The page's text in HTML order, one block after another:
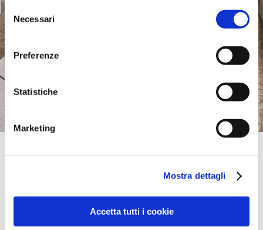
del
consenso
Necessari
Preferenze
Statistiche
Marketing
Mostra dettagli
Accetta tutti i cookie
STRADA MONFELTRO 47,
+39 072125273
info@laber.it